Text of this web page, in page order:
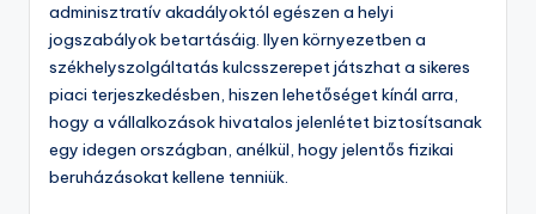
adminisztratív akadályoktól egészen a helyi
jogszabályok betartásáig. Ilyen környezetben a
székhelyszolgáltatás kulcsszerepet játszhat a sikeres
piaci terjeszkedésben, hiszen lehetőséget kínál arra,
hogy a vállalkozások hivatalos jelenlétet biztosítsanak
egy idegen országban, anélkül, hogy jelentős fizikai
beruházásokat kellene tenniük.